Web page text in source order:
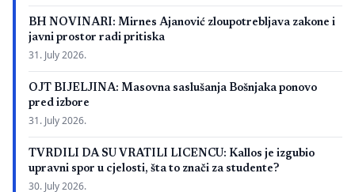
BH NOVINARI: Mirnes Ajanović zloupotrebljava zakone i
javni prostor radi pritiska
31. July 2026.
OJT BIJELJINA: Masovna saslušanja Bošnjaka ponovo
pred izbore
31. July 2026.
TVRDILI DA SU VRATILI LICENCU: Kallos je izgubio
upravni spor u cjelosti, šta to znači za studente?
30. July 2026.